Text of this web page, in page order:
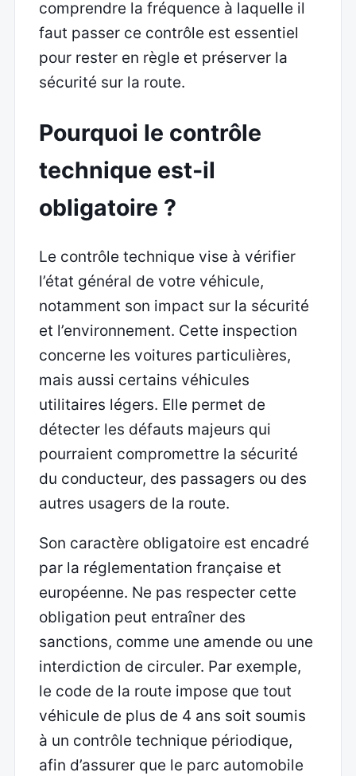
comprendre la fréquence à laquelle il
faut passer ce contrôle est essentiel
pour rester en règle et préserver la
sécurité sur la route.
Pourquoi le contrôle
technique est-il
obligatoire ?
Le contrôle technique vise à vérifier
l’état général de votre véhicule,
notamment son impact sur la sécurité
et l’environnement. Cette inspection
concerne les voitures particulières,
mais aussi certains véhicules
utilitaires légers. Elle permet de
détecter les défauts majeurs qui
pourraient compromettre la sécurité
du conducteur, des passagers ou des
autres usagers de la route.
Son caractère obligatoire est encadré
par la réglementation française et
européenne. Ne pas respecter cette
obligation peut entraîner des
sanctions, comme une amende ou une
interdiction de circuler. Par exemple,
le code de la route impose que tout
véhicule de plus de 4 ans soit soumis
à un contrôle technique périodique,
afin d’assurer que le parc automobile